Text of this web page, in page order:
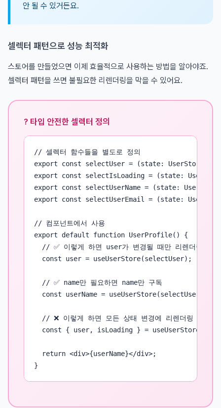
안 될 수 있거든요.
셀렉터 패턴으로 성능 최적화
스토어를 만들었으면 이제 효율적으로 사용하는 방법을 알아야죠.
셀렉터 패턴을 쓰면 불필요한 리렌더링을 막을 수 있어요.
? 타입 안전한 셀렉터 정의
// 셀렉터 함수들을 별도로 정의
export const selectUser = (state: UserStore)
export const selectIsLoading = (state:
export const selectUserName = (state:
export const selectUserEmail = (state:
// 컴포넌트에서 사용
export default function UserProfile() {
  // ✅ 이렇게 하면 user가 변경될 때만 리렌더링
  const user = useUserStore(selectUser);
  // ✅ name만 필요하면 name만 구독
const userName =
  // ❌ 이렇게 하면 모든 상태 변경에 리렌더링
  const { user, isLoading } = useUserStore();
  return <div>{userName}</div>;
}